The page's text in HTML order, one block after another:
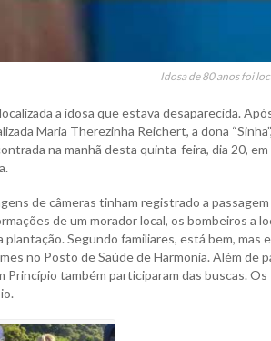
Idosa de 80 anos foi
a idosa que estava desaparecida.
Maria Therezinha Reichert, a dona
na manhã desta quinta-feira, dia 20,
de câmeras tinham registrado a
de um morador local, os bombeiros a
plantação. Segundo familiares, está bem,
no Posto de Saúde de Harmonia. Além de
Princípio também participaram das buscas.